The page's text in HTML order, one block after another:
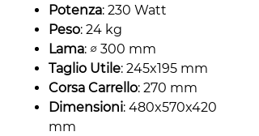
Potenza: 230 Watt
Peso: 24 kg
Lama: ∅ 300 mm
Taglio Utile: 245x195 mm
Corsa Carrello: 270 mm
Dimensioni: 480x570x420
mm